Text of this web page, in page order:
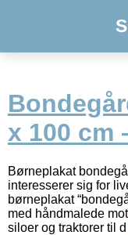
x 100 cm
Børneplakat
interesserer sig for
børneplakat
med håndmalede
siloer og traktorer til d